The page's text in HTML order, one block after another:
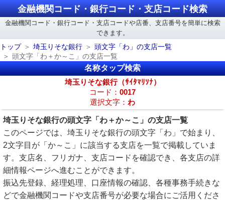
金融機関コード・銀行コード・支店コード検索
金融機関コード・銀行コード・支店コードや店番、支店番号を簡単に検索
できます。
トップ
埼玉りそな銀行
頭文字「わ」の支店一覧
頭文字「わ＋か～こ」の支店一覧
名称タップ検索
埼玉りそな銀行（ｻｲﾀﾏﾘｿﾅ）
コード： 0017
選択文字： わ
埼玉りそな銀行の頭文字「わ＋か～こ」の支店一覧
このページでは、埼玉りそな銀行の頭文字「わ」で始まり、
2文字目が「か～こ」に該当する支店を一覧で掲載していま
す。支店名、フリガナ、支店コードを確認でき、各支店の詳
細情報ページへ進むことができます。
振込先登録、経理処理、口座情報の確認、各種事務手続きな
どで金融機関コードや支店番号が必要な場合にご活用くださ